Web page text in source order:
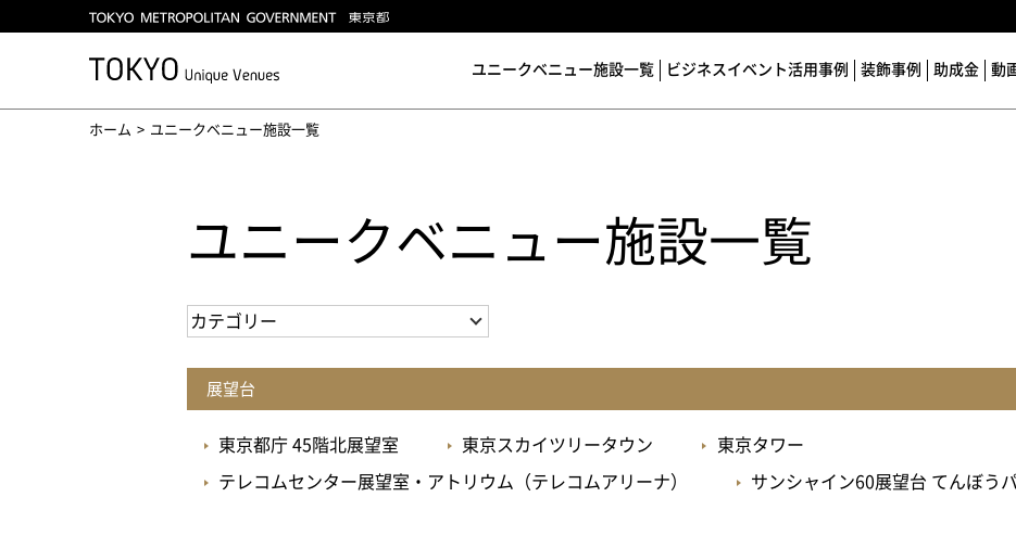
ユニークベニュー施設一覧 ビジネスイベント活用事例 装飾事例 助成金 動
ホーム ユニークベニュー施設一覧
ユニークベニュー施設一覧
展望台
東京都庁 45階北展望室 東京スカイツリータウン 東京タワー
テレコムセンター展望室・アトリウム（テレコムアリーナ） サンシャイン60展望台 てんぼう